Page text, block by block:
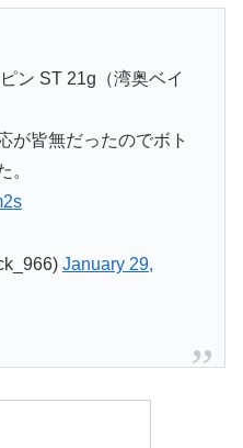
ン ST 21g（湾奥ベイ
が皆無だったのでボト
。
January 29,